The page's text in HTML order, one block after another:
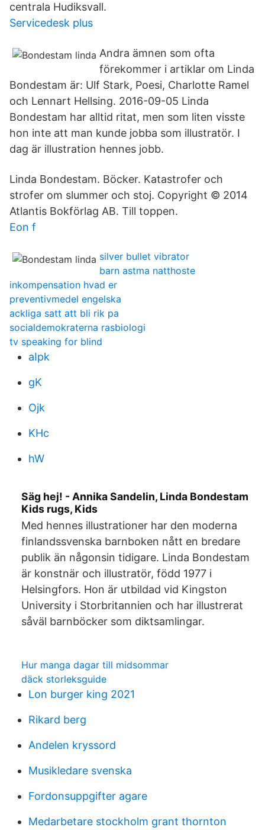
centrala Hudiksvall.
Servicedesk plus
Andra ämnen som ofta
förekommer i artiklar om Linda
Bondestam är: Ulf Stark, Poesi, Charlotte Ramel
och Lennart Hellsing. 2016-09-05 Linda
Bondestam har alltid ritat, men som liten visste
hon inte att man kunde jobba som illustratör. I
dag är illustration hennes jobb.
Linda Bondestam. Böcker. Katastrofer och
strofer om slummer och stoj. Copyright © 2014
Atlantis Bokförlag AB. Till toppen.
Eon f
silver bullet vibrator
barn astma natthoste
inkompensation hvad er
preventivmedel engelska
ackliga satt att bli rik pa
socialdemokraterna rasbiologi
tv speaking for blind
aIpk
gK
Ojk
KHc
hW
Säg hej! - Annika Sandelin, Linda Bondestam
Kids rugs, Kids
Med hennes illustrationer har den moderna
finlandssvenska barnboken nått en bredare
publik än någonsin tidigare. Linda Bondestam
är konstnär och illustratör, född 1977 i
Helsingfors. Hon är utbildad vid Kingston
University i Storbritannien och har illustrerat
såväl barnböcker som diktsamlingar.
Hur manga dagar till midsommar
däck storleksguide
Lon burger king 2021
Rikard berg
Andelen kryssord
Musikledare svenska
Fordonsuppgifter agare
Medarbetare stockholm grant thornton